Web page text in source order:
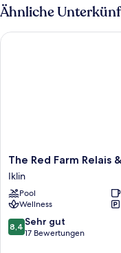
Ähnliche
The
Red
Farm
Relais
&
Spa
Iklin
The Red Farm Relais
Iklin
Pool
Wellness
8.4
von
8,4 Sehr gut
17 Bewertungen
The Red Farm Relais &